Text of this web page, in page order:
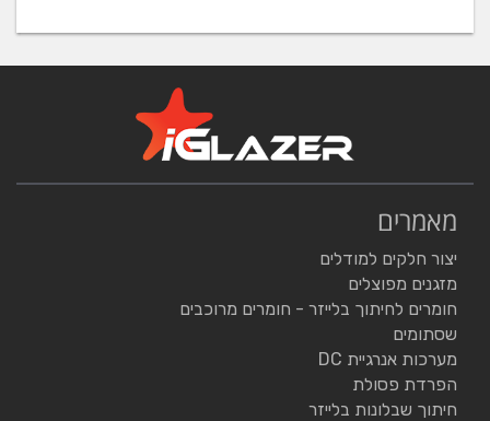
מאמרים
יצור חלקים למודלים
מזגנים מפוצלים
חומרים לחיתוך בלייזר - חומרים מרוכבים
שסתומים
מערכות אנרגיית DC
הפרדת פסולת
חיתוך שבלונות בלייזר